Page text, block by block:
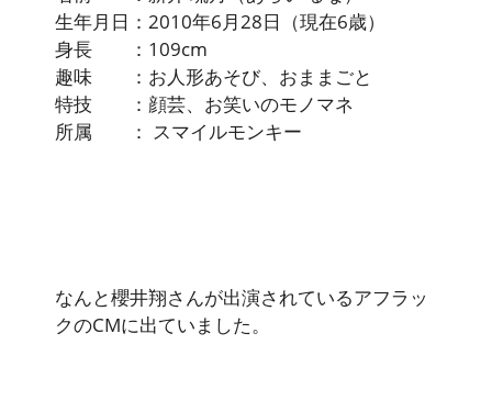
生年月日：2010年6月28日（現在6歳）
身長 ：109cm
趣味 ：お人形あそび、おままごと
特技 ：顔芸、お笑いのモノマネ
所属 ： スマイルモンキー
なんと櫻井翔さんが出演されているアフラッ
クのCMに出ていました。